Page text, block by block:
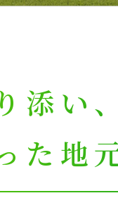
添い、
た 地